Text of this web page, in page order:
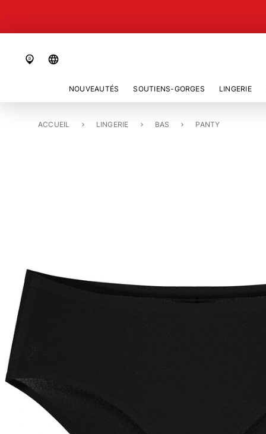
language
NOUVEAUTÉS SOUTIENS-GORGES LINGERIE
ACCUEIL LINGERIE BAS PANTY
PANTY «SOFT STRETCH»